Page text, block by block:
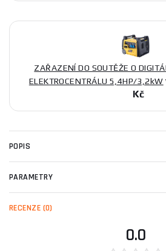
ZAŘAZENÍ DO SOUTĚŽE O
ELEKTROCENTRÁLU 5,4HP/3,2kW
Kč
POPIS
PARAMETRY
RECENZE (0)
0.0